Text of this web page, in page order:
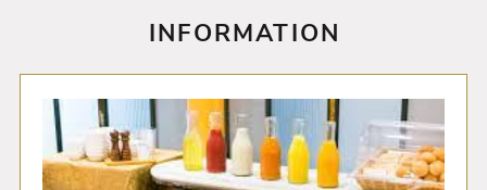
INFORMATION